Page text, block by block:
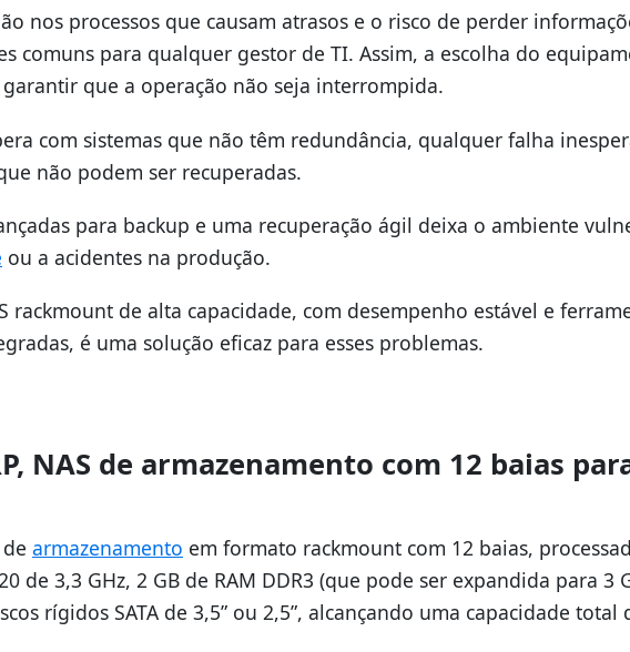
nos processos que causam atrasos e o risco de perder
comuns para qualquer gestor de TI. Assim, a escolha do
que a operação não seja interrompida.
com sistemas que não têm redundância, qualquer falha
não podem ser recuperadas.
para backup e uma recuperação ágil deixa o ambiente
ou a acidentes na produção.
rackmount de alta capacidade, com desempenho estável e
é uma solução eficaz para esses problemas.
NAS de armazenamento com 12 baias
armazenamento em formato rackmount com 12 baias,
de 3,3 GHz, 2 GB de RAM DDR3 (que pode ser expandida para 3
rígidos SATA de 3,5” ou 2,5”, alcançando uma capacidade total